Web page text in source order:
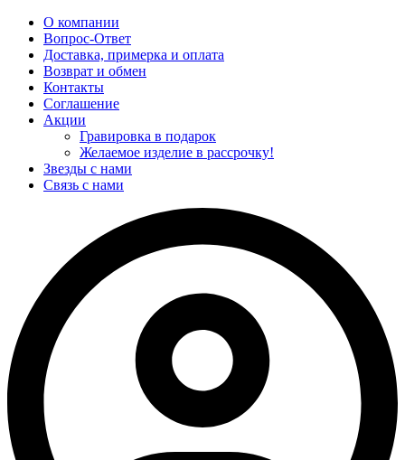
О компании
Вопрос-Ответ
Доставка, примерка и оплата
Возврат и обмен
Контакты
Соглашение
Акции
Гравировка в подарок
Желаемое изделие в рассрочку!
Звезды с нами
Связь с нами